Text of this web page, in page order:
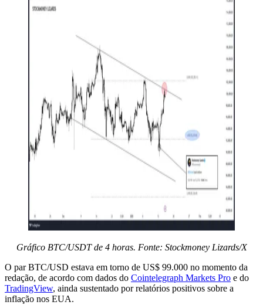
Gráfico BTC/USDT de 4 horas. Fonte: Stockmoney Lizards/X
O par BTC/USD estava em torno de US$ 99.000 no momento da
redação, de acordo com dados do Cointelegraph Markets Pro e do
TradingView, ainda sustentado por relatórios positivos sobre a
inflação nos EUA.